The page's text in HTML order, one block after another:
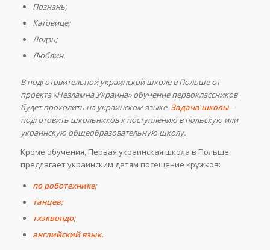
Познань;
Катовице;
Лодзь;
Люблин.
В подготовительной украинской школе в Польше от
проекта «Незламна Украина» обучение первоклассников
будет проходить на украинском языке.Задача школы –
подготовить школьников к поступлению в польскую или
украинскую общеобразовательную школу.
Кроме обучения, Первая украинская школа в Польше
предлагает украинским детям посещение кружков:
по роботехнике;
танцев;
тхэквондо;
английский язык.